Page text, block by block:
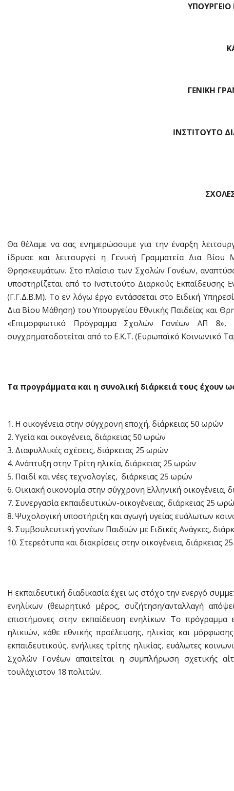
ΥΠΟΥΡΓΕΙΟ
ΓΕΝΙΚΗ
ΙΝΣΤΙΤΟΥΤΟ
Θα θέλαμε να σας ενημερώσουμε για την έναρξη
ίδρυσε και λειτουργεί η Γενική Γραμματεία Δια
Θρησκευμάτων. Στο πλαίσιο των Σχολών Γονέων,
υποστηρίζεται από το Ινστιτούτο Διαρκούς Εκπαίδευσης
(Γ.Γ.Δ.Β.Μ). Το εν λόγω έργο εντάσσεται στο Ειδική
Δια Βίου Μάθηση) του Υπουργείου Εθνικής Παιδείας και
«Επιμορφωτικό Πρόγραμμα Σχολών Γονέων ΑΠ
συγχρηματοδοτείται από το Ε.Κ.Τ. (Ευρωπαϊκό Κοινωνικό
Τα προγράμματα και η συνολική διάρκειά τους έχουν
1. Η οικογένεια στην σύγχρονη εποχή, διάρκειας 50 ωρών
2. Υγεία και οικογένεια, διάρκειας 50 ωρών
3. Διαφυλλικές σχέσεις, διάρκειας 25 ωρών
4. Ανάπτυξη στην Τρίτη ηλικία, διάρκειας 25 ωρών
5. Παιδί και νέες τεχνολογίες, διάρκειας 25 ωρών
6. Οικιακή οικονομία στην σύγχρονη Ελληνική οικογένεια,
7. Συνεργασία εκπαιδευτικών-οικογένειας, διάρκειας 25
8. Ψυχολογική υποστήριξη και αγωγή υγείας ευάλωτων
9. Συμβουλευτική γονέων Παιδιών με Ειδικές Ανάγκες,
10. Στερεότυπα και διακρίσεις στην οικογένεια, διάρκειας
Η εκπαιδευτική διαδικασία έχει ως στόχο την ενεργό
ενηλίκων (θεωρητικό μέρος, συζήτηση/ανταλλαγή
επιστήμονες στην εκπαίδευση ενηλίκων. Το
ηλικιών, κάθε εθνικής προέλευσης, ηλικίας και
εκπαιδευτικούς, ενήλικες τρίτης ηλικίας, ευάλωτες
Σχολών Γονέων απαιτείται η συμπλήρωση σχετικής
τουλάχιστον 18 πολιτών.